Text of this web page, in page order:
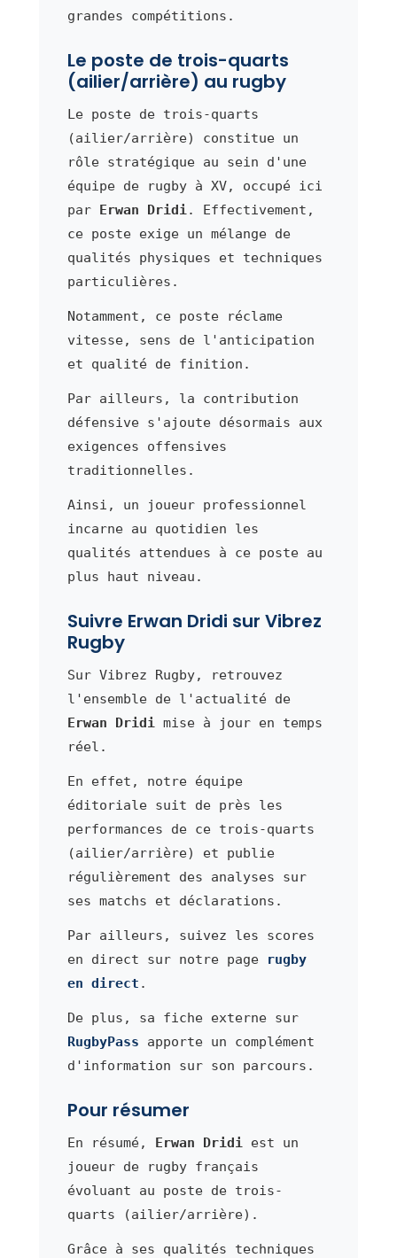
grandes compétitions.
Le poste de trois-quarts
(ailier/arrière) au rugby
Le poste de trois-quarts
(ailier/arrière) constitue un
rôle stratégique au sein d'une
équipe de rugby à XV, occupé ici
par Erwan Dridi. Effectivement,
ce poste exige un mélange de
qualités physiques et techniques
particulières.
Notamment, ce poste réclame
vitesse, sens de l'anticipation
et qualité de finition.
Par ailleurs, la contribution
défensive s'ajoute désormais aux
exigences offensives
traditionnelles.
Ainsi, un joueur professionnel
incarne au quotidien les
qualités attendues à ce poste au
plus haut niveau.
Suivre Erwan Dridi sur Vibrez
Rugby
Sur Vibrez Rugby, retrouvez
l'ensemble de l'actualité de
Erwan Dridimise à jour en temps
réel.
En effet, notre équipe
éditoriale suit de près les
performances de ce trois-quarts
(ailier/arrière) et publie
régulièrement des analyses sur
ses matchs et déclarations.
Par ailleurs, suivez les scores
en direct sur notre page
rugby
en direct .
De plus, sa fiche externe sur
RugbyPass apporte un complément
d'information sur son parcours.
Pour résumer
En résumé, Erwan Dridiest un
joueur de rugby français
évoluant au poste de trois-
quarts (ailier/arrière).
Grâce à ses qualités techniques